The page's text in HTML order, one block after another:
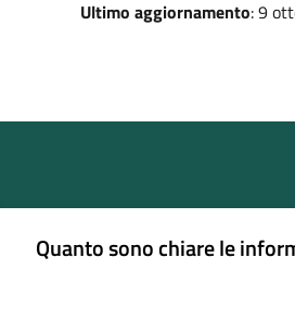
Ultimo aggiornamento: 9
Quanto sono chiare le